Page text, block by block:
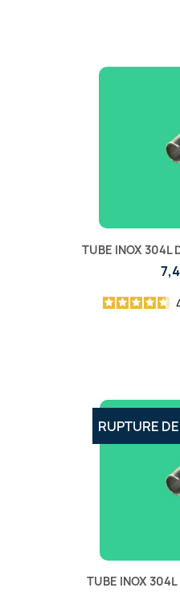
TUBE INOX 304L
TUBE INOX
RUPTURE